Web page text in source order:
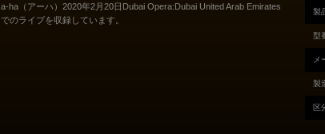
a-ha（アーハ）2020年2月20日Dubai Opera:Dubai United Arab Emirates
でのライブを収録しています。
製
型
メ
製
区